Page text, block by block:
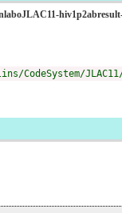
JLAC11/